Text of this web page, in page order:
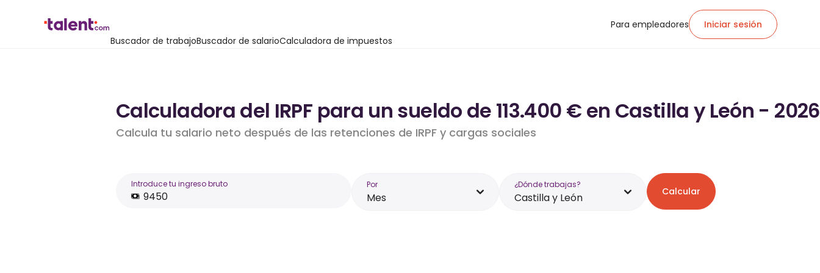
Buscador de trabajoBuscador de salarioCalculadora de impuestos
Para empleadores Iniciar sesión
Calculadora del IRPF para un sueldo de 113.400 € en Castilla y León - 2026
Calcula tu salario neto después de las retenciones de IRPF y cargas sociales
Introduce tu ingreso bruto Por
Mes
¿Dónde trabajas?
Castilla y León Calcular